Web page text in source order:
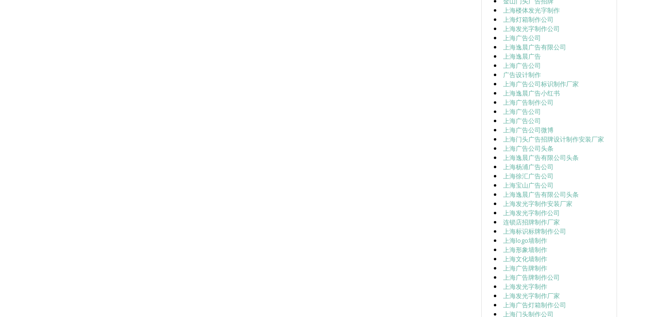
上海楼体发光字制作
上海灯箱制作公司
上海发光字制作公司
上海广告公司
上海逸晨广告有限公司
上海逸晨广告
上海广告公司
广告设计制作
上海广告公司标识制作厂家
上海逸晨广告小红书
上海广告制作公司
上海广告公司
上海广告公司
上海广告公司微博
上海门头广告招牌设计制作安装厂家
上海广告公司头条
上海逸晨广告有限公司头条
上海杨浦广告公司
上海徐汇广告公司
上海宝山广告公司
上海逸晨广告有限公司头条
上海发光字制作安装厂家
上海发光字制作公司
连锁店招牌制作厂家
上海标识标牌制作公司
上海logo墙制作
上海形象墙制作
上海文化墙制作
上海广告牌制作
上海广告牌制作公司
上海发光字制作
上海发光字制作厂家
上海广告灯箱制作公司
上海门头制作公司